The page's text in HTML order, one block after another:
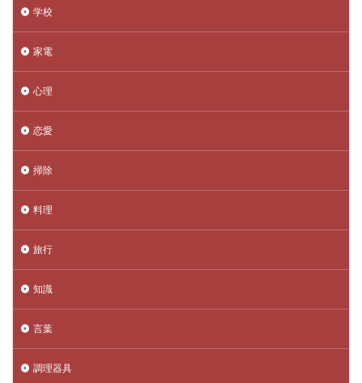
学校
家電
心理
恋愛
掃除
料理
旅行
知識
言葉
調理器具